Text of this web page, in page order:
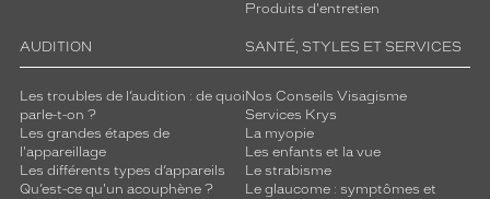
Produits d'entretien
AUDITION
Les troubles de l’audition : de quoi
parle-t-on ?
Les grandes étapes de
l'appareillage
Les différents types d’appareils
Qu’est-ce qu'un acouphène ?
SANTÉ, STYLES ET SERVICES
Nos Conseils Visagisme
Services Krys
La myopie
Les enfants et la vue
Le strabisme
Le glaucome : symptômes et